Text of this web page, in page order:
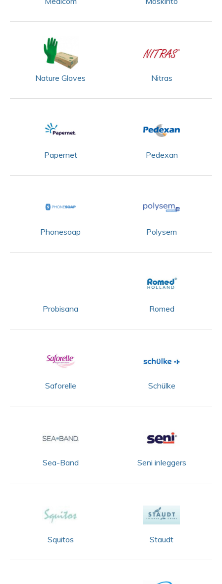
Nature Gloves Nitras
Papernet Pedexan
Phonesoap Polysem
Probisana Romed
Saforelle Schülke
Sea-Band Seni inleggers
Squitos Staudt